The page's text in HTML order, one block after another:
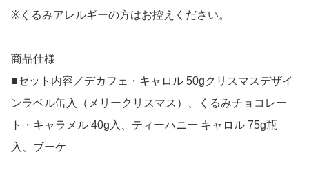
※くるみアレルギーの方はお控えください。
商品仕様
■セット内容／デカフェ・キャロル 50gクリスマスデザイ
ンラベル缶入（メリークリスマス）、くるみチョコレー
ト・キャラメル 40g入、ティーハニー キャロル 75g瓶
入、ブーケ